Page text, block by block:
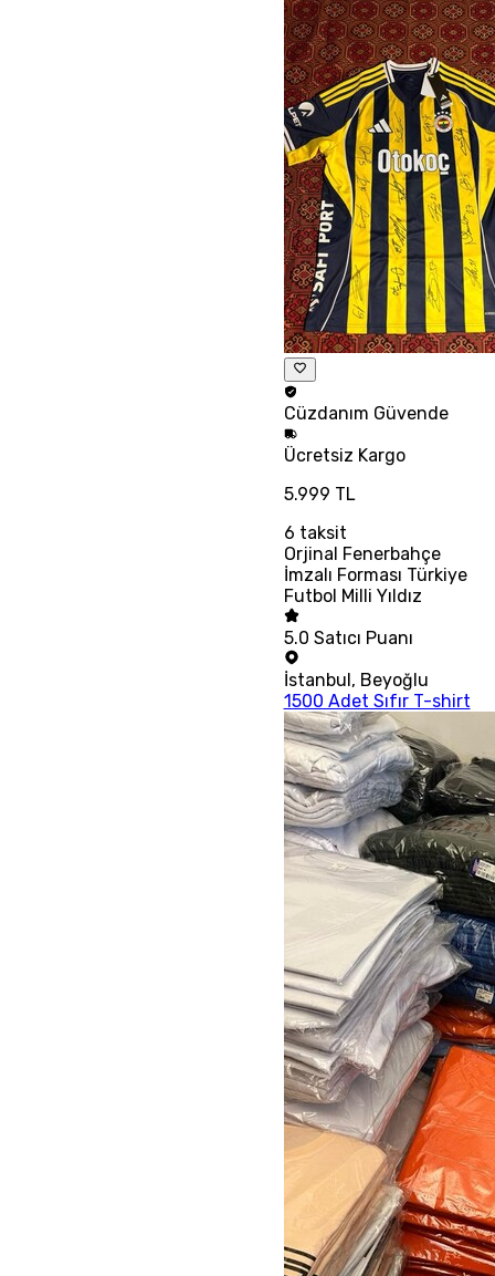
Cüzdanım Güvende
Ücretsiz Kargo
5.999 TL
6 taksit
Orjinal Fenerbahçe
İmzalı Forması Türkiye
Futbol Milli Yıldız
5.0 Satıcı Puanı
İstanbul, Beyoğlu
1500 Adet Sıfır T-shirt